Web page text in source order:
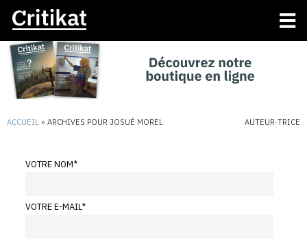
ACCUEIL » ARCHIVES POUR JOSUÉ MOREL AUTEUR·TRICE
VOTRE NOM*
VOTRE E-MAIL*